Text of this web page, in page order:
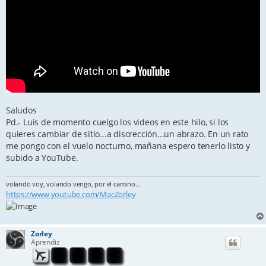
Saludos
Pd.- Luis de momento cuelgo los videos en este hilo, si los
quieres cambiar de sitio...a discrección...un abrazo. En un rato
me pongo con el vuelo nocturno, mañana espero tenerlo listo y
subido a YouTube.
volando voy, volando vengo, por el camino...
https://www.youtube.com/MacZorley
Zorley
Aprendiz